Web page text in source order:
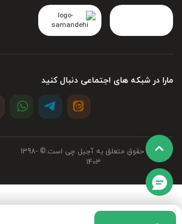
مارا در شبکه های اجتماعی دنبال کنید
تمامی حقوق متعلق به آجیل چی است.©‏ 1398-
1403